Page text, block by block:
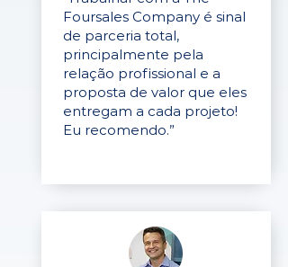
Foursales Company é sinal
de parceria total,
principalmente pela
relação profissional e a
proposta de valor que eles
entregam a cada projeto!
Eu recomendo.”